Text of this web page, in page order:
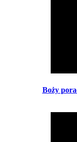
Boży